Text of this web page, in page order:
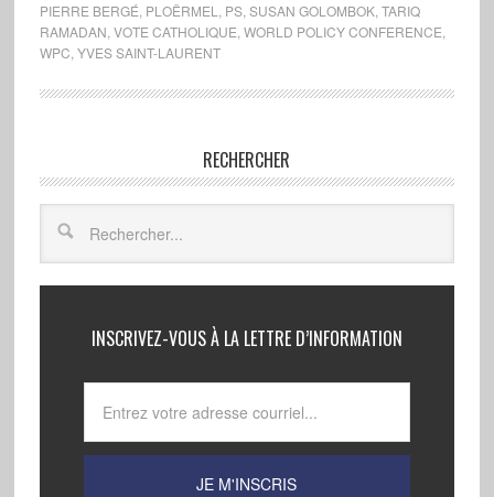
PIERRE BERGÉ PLOËRMEL PS, SUSAN GOLOMBOK, TARIQ
RAMADAN VOTE CATHOLIQUE WORLD POLICY CONFERENCE
WPC YVES SAINT-LAURENT
RECHERCHER
INSCRIVEZ-VOUS À LA LETTRE D’INFORMATION